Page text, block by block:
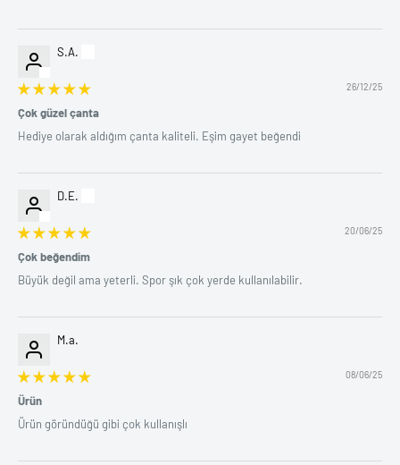
S.A.
26/12/25
Çok güzel çanta
Hediye olarak aldığım çanta kaliteli. Eşim gayet beğendi
D.E.
20/06/25
Çok beğendim
Büyük değil ama yeterli. Spor şık çok yerde kullanılabilir.
M.a.
08/06/25
Ürün
Ürün göründüğü gibi çok kullanışlı